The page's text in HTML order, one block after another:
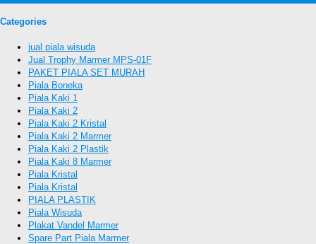
Categories
jual piala wisuda
Jual Trophy Marmer MPS-01F
PAKET PIALA SET MURAH
Piala Boneka
Piala Kaki 1
Piala Kaki 2
Piala Kaki 2 Kristal
Piala Kaki 2 Marmer
Piala Kaki 2 Plastik
Piala Kaki 8 Marmer
Piala Kristal
Piala Kristal
PIALA PLASTIK
Piala Wisuda
Plakat Vandel Marmer
Spare Part Piala Marmer